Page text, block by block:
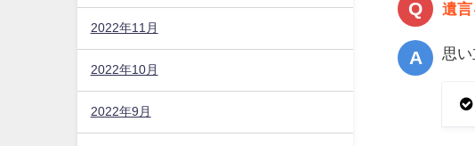
遺言
思い
2022年11月
2022年10月
2022年9月